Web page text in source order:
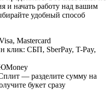
и начать работу над вашим
удобный способ
Mastercard
клик: СБП, SberPay, T-Pay,
— разделите сумму на
букет сразу